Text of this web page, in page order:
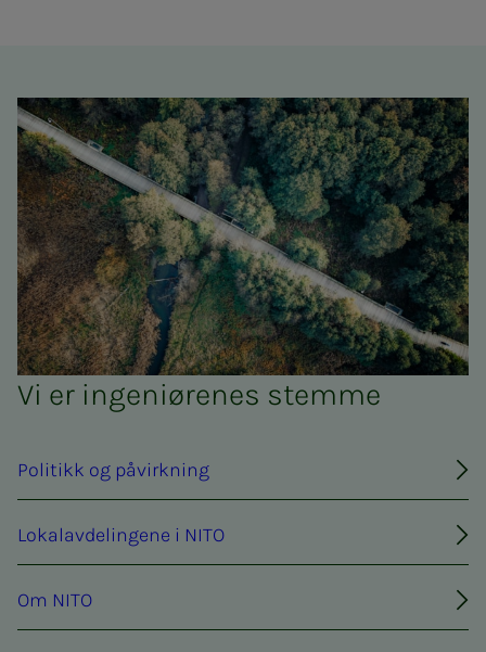
Vi er ingeniørenes stemme
Politikk og påvirkning
Lokalavdelingene i NITO
Om NITO